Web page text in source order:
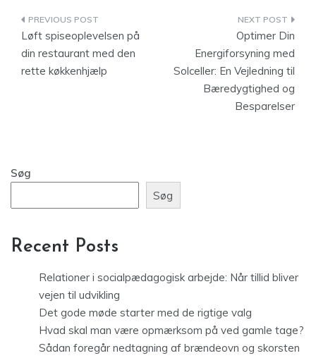
Indlægsnavigation
Løft spiseoplevelsen på
din restaurant med den
rette køkkenhjælp
Optimer Din
Energiforsyning med
Solceller: En Vejledning til
Bæredygtighed og
Besparelser
Søg
Søg
Recent Posts
Relationer i socialpædagogisk arbejde: Når tillid bliver
vejen til udvikling
Det gode møde starter med de rigtige valg
Hvad skal man være opmærksom på ved gamle tage?
Sådan foregår nedtagning af brændeovn og skorsten